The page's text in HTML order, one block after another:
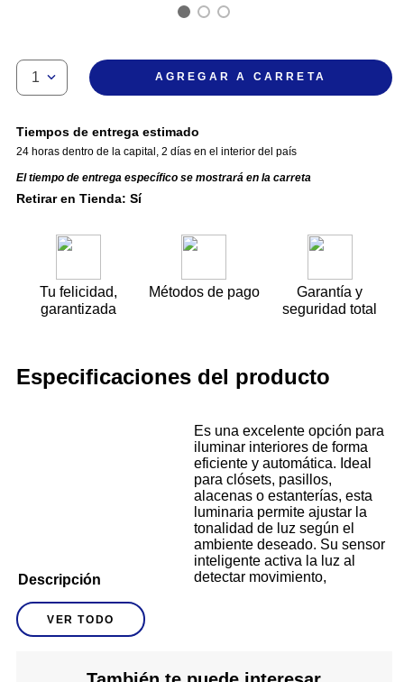
1 AGREGAR A CARRETA
Tiempos de entrega estimado
24 horas dentro de la capital 2 días en el interior del país
El tiempo de entrega específico se mostrará en la carreta
Retirar en Tienda: Sí
Tu felicidad,
garantizada
Métodos de pago
Garantía y
seguridad total
Especificaciones del producto
Descripción
Es una excelente opción para
iluminar interiores de forma
eficiente y automática. Ideal
para clósets, pasillos,
alacenas o estanterías, esta
luminaria permite ajustar la
tonalidad de luz según el
ambiente deseado. Su sensor
inteligente activa la luz al
detectar movimiento,
estética del lugar. Es una
VER TODO